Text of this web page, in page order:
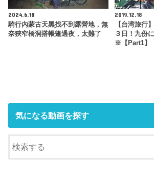
2024.6.18
騎行內蒙古天黑找不到露營地，無
奈狹窄橋洞搭帳篷過夜，太難了
2019.12.18
【台湾旅行
３日！九份
※【Part1】
気になる動画を探す